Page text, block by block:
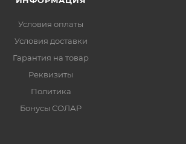
Условия оплаты
Условия доставки
Гарантия на товар
Реквизиты
Политика
Бонусы СОЛАР